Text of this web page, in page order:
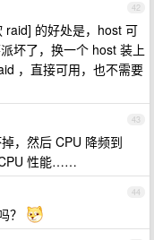
42
raid] 的好处是，host 可
坏了，换一个 host 装上
，直接可用，也不需要
43
，然后 CPU 降频到
CPU 性能……
44
？